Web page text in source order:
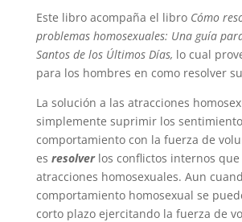
Este libro acompaña el libro Cómo
problemas homosexuales: Una guía
Santos de los Últimos Días, lo cual
para los hombres en como resolver
La solución a las atracciones
simplemente suprimir los
comportamiento con la fuerza de
es resolverlos conflictos internos que
atracciones homosexuales. Aun
comportamiento homosexual se
corto plazo ejercitando la fuerza de